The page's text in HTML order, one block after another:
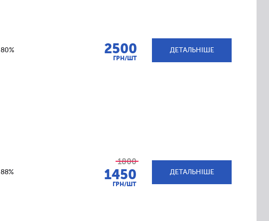
80% 2500
ГРН/ШТ
ДЕТАЛЬНІШЕ
88%
1800
1450
ГРН/ШТ
ДЕТАЛЬНІШЕ